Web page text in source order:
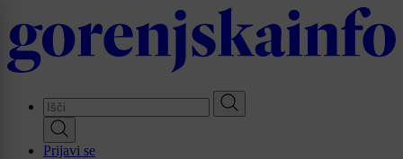
to
main
content
Prijavi se